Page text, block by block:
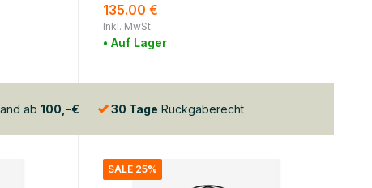
135.00 €
Inkl. MwSt.
• Auf Lager
ab 100,-€ 30 Tage Rückgaberecht
SALE 25%